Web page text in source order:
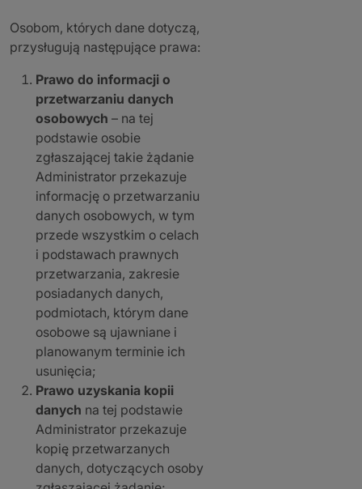
Osobom, których dane dotyczą,
przysługują następujące prawa:
Prawo do informacji o
przetwarzaniu danych
osobowych – na tej
podstawie osobie
zgłaszającej takie żądanie
Administrator przekazuje
informację o przetwarzaniu
danych osobowych, w tym
przede wszystkim o celach
i podstawach prawnych
przetwarzania, zakresie
posiadanych danych,
podmiotach, którym dane
osobowe są ujawniane i
planowanym terminie ich
usunięcia;
Prawo uzyskania kopii
danych na tej podstawie
Administrator przekazuje
kopię przetwarzanych
danych, dotyczących osoby